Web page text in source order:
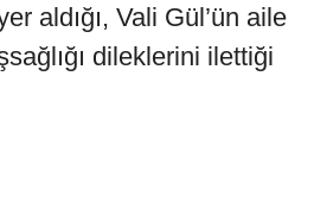
aldığı, Vali Gül’ün aile
dileklerini ilettiği